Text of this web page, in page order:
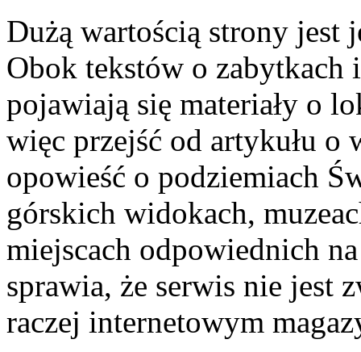
Dużą wartością strony jest
Obok tekstów o zabytkach
pojawiają się materiały o
więc przejść od artykułu o
opowieść o podziemiach
górskich widokach,
miejscach odpowiednich
sprawia, że serwis nie jest
raczej internetowym